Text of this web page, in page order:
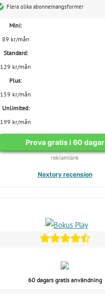
Flera olika abonnemangsformer
Mini:
89 kr/mån
Standard:
129 kr/mån
Plus:
159 kr/mån
Unlimited:
199 kr/mån
Prova gratis i 60 dagar
reklamlänk
Nextory recension
60 dagars gratis användning